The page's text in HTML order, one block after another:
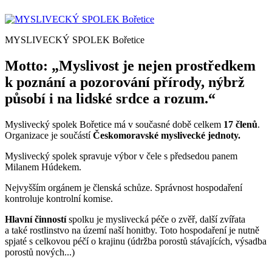
MYSLIVECKÝ SPOLEK Bořetice
Motto: „Myslivost je nejen prostředkem
k poznání a pozorování přírody, nýbrž
působí i na lidské srdce a rozum.“
Myslivecký spolek Bořetice má v současné době celkem 17 členů.
Organizace je součástíČeskomoravské myslivecké jednoty.
Myslivecký spolek spravuje výbor v čele s předsedou panem
Milanem Húdekem.
Nejvyšším orgánem je členská schůze. Správnost hospodaření
kontroluje kontrolní komise.
Hlavní činnostíspolku je myslivecká péče o zvěř, další zvířata
a také rostlinstvo na území naší honitby. Toto hospodaření je nutně
spjaté s celkovou péčí o krajinu (údržba porostů stávajících, výsadba
porostů nových...)